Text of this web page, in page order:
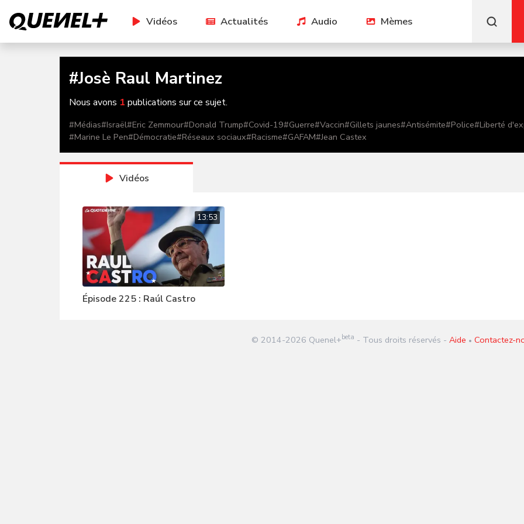
Vidéos Actualités Audio Mèmes
#Josè Raul Martinez
Nous avons 1 publications sur ce sujet.
#Médias#Israël#Eric Zemmour#Donald Trump#Covid-19#Guerre#Vaccin#Gillets jaunes#Antisémite#Police#Liberté
#Marine Le Pen#Démocratie#Réseaux sociaux#Racisme#GAFAM#Jean Castex
Vidéos
13:53
Épisode 225 : Raúl Castro
© 2014-2026 Quenel+beta - Tous droits réservés - Aide • Contactez-